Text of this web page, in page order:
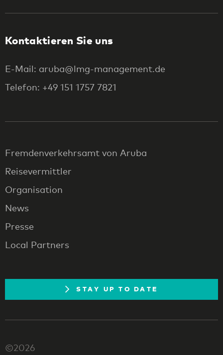
Kontaktieren Sie uns
E-Mail: aruba@lmg-management.de
Telefon: +49 151 1757 7821
Fremdenverkehrsamt von Aruba
Reisevermittler
Organisation
News
Presse
Local Partners
STAY UP TO DATE
©2026